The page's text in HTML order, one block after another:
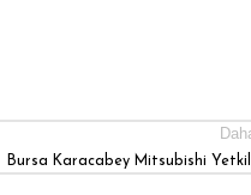
Bursa Karacabey Mitsubishi